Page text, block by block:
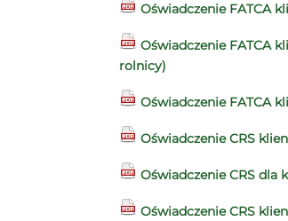
Oświadczenie FATCA
Oświadczenie FATCA
rolnicy)
Oświadczenie FATCA
Oświadczenie CRS
Oświadczenie CRS
Oświadczenie CRS